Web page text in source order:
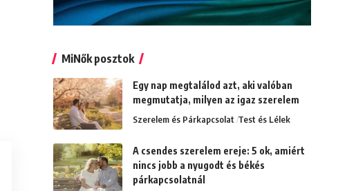
MiNők posztok
Egy nap megtalálod azt, aki valóban
megmutatja, milyen az igaz szerelem
Szerelem és Párkapcsolat Test és Lélek
A csendes szerelem ereje: 5 ok, amiért
nincs jobb a nyugodt és békés
párkapcsolatnál